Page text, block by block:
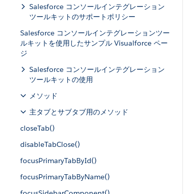
Salesforce コンソールインテグレーション
ツールキットのサポートポリシー
Salesforce コンソールインテグレーションツー
ルキットを使用したサンプル Visualforce ペー
ジ
Salesforce コンソールインテグレーション
ツールキットの使用
メソッド
主タブとサブタブ用のメソッド
closeTab()
disableTabClose()
focusPrimaryTabById()
focusPrimaryTabByName()